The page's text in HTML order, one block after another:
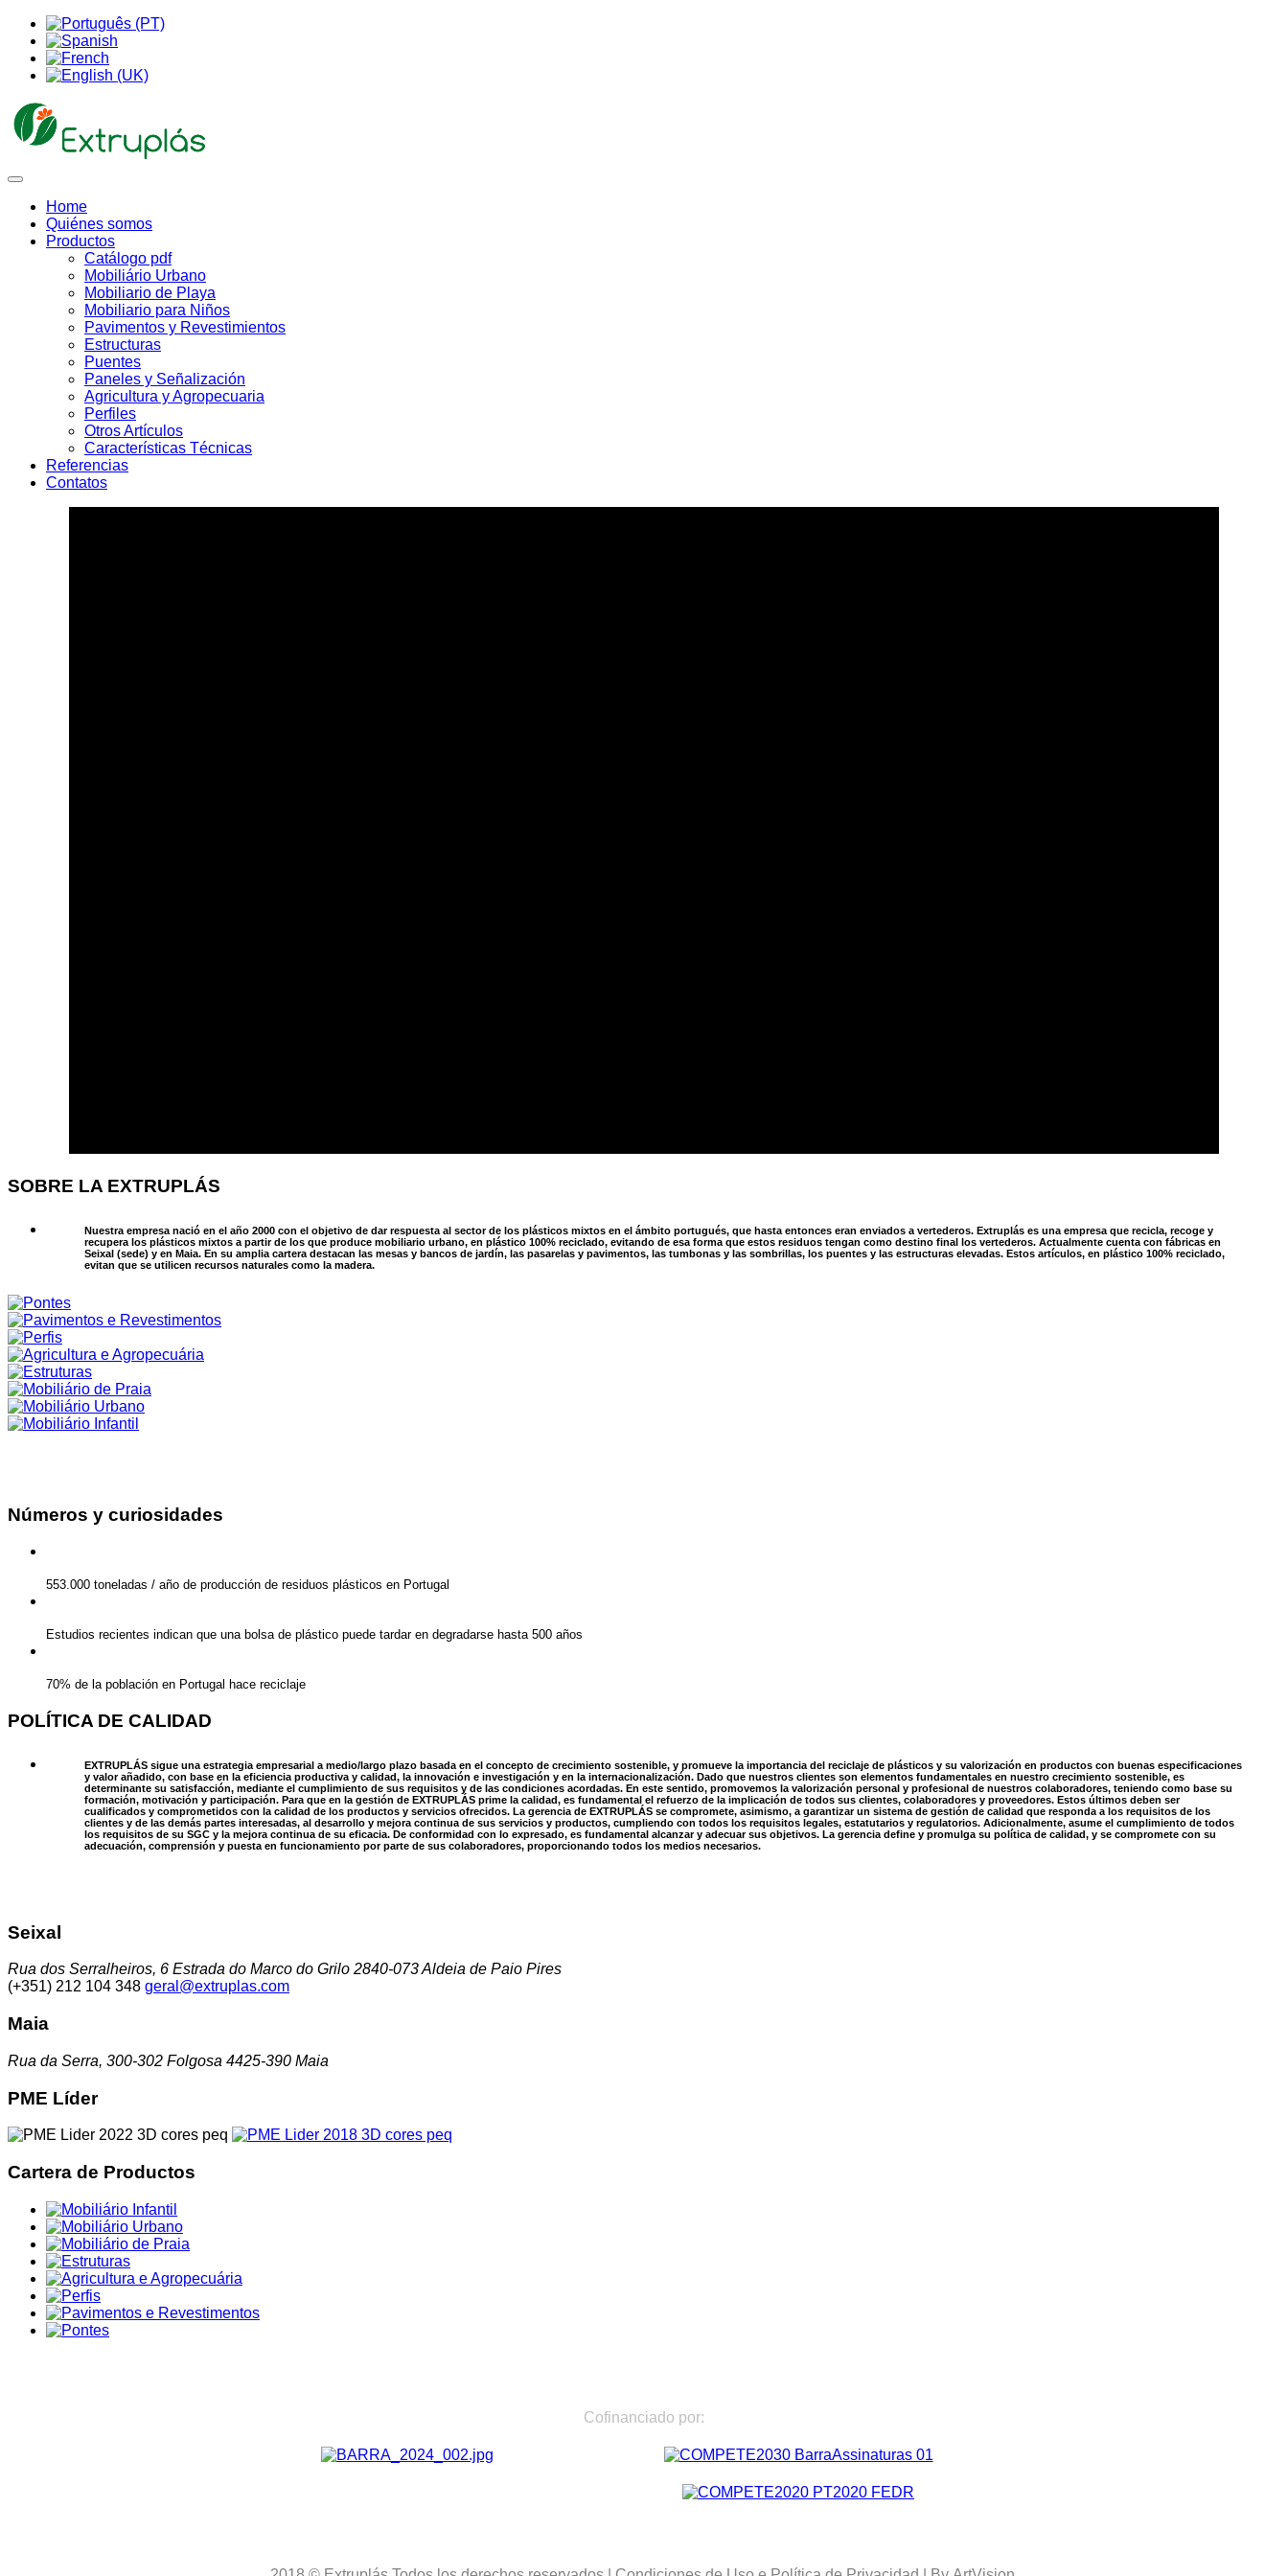
Home
Quiénes somos
Productos
Catálogo pdf
Mobiliário Urbano
Mobiliario de Playa
Mobiliario para Niños
Pavimentos y Revestimientos
Estructuras
Puentes
Paneles y Señalización
Agricultura y Agropecuaria
Perfiles
Otros Artículos
Características Técnicas
Referencias
Contatos
SOBRE LA EXTRUPLÁS
Nuestra empresa nació en el año 2000 con el objetivo de dar respuesta al sector de los plásticos mixtos en el ámbito portugués, que hasta entonces eran enviados a vertederos. Extruplás es una empresa que recicla, recoge y
recupera los plásticos mixtos a partir de los que produce mobiliario urbano, en plástico 100% reciclado, evitando de esa forma que estos residuos tengan como destino final los vertederos. Actualmente cuenta con fábricas en
Seixal (sede) y en Maia. En su amplia cartera destacan las mesas y bancos de jardín, las pasarelas y pavimentos, las tumbonas y las sombrillas, los puentes y las estructuras elevadas. Estos artículos, en plástico 100% reciclado,
evitan que se utilicen recursos naturales como la madera.
Números y curiosidades
553.000 toneladas / año de producción de residuos plásticos en Portugal
Estudios recientes indican que una bolsa de plástico puede tardar en degradarse hasta 500 años
70% de la población en Portugal hace reciclaje
POLÍTICA DE CALIDAD
EXTRUPLÁS sigue una estrategia empresarial a medio/largo plazo basada en el concepto de crecimiento sostenible, y promueve la importancia del reciclaje de plásticos y su valorización en productos con buenas especificaciones
y valor añadido, con base en la eficiencia productiva y calidad, la innovación e investigación y en la internacionalización. Dado que nuestros clientes son elementos fundamentales en nuestro crecimiento sostenible, es
determinante su satisfacción, mediante el cumplimiento de sus requisitos y de las condiciones acordadas. En este sentido, promovemos la valorización personal y profesional de nuestros colaboradores, teniendo como base su
formación, motivación y participación. Para que en la gestión de EXTRUPLÁS prime la calidad, es fundamental el refuerzo de la implicación de todos sus clientes, colaboradores y proveedores. Estos últimos deben ser
cualificados y comprometidos con la calidad de los productos y servicios ofrecidos. La gerencia de EXTRUPLÁS se compromete, asimismo, a garantizar un sistema de gestión de calidad que responda a los requisitos de los
clientes y de las demás partes interesadas, al desarrollo y mejora continua de sus servicios y productos, cumpliendo con todos los requisitos legales, estatutarios y regulatorios. Adicionalmente, asume el cumplimiento de todos
los requisitos de su SGC y la mejora continua de su eficacia. De conformidad con lo expresado, es fundamental alcanzar y adecuar sus objetivos. La gerencia define y promulga su política de calidad, y se compromete con su
adecuación, comprensión y puesta en funcionamiento por parte de sus colaboradores, proporcionando todos los medios necesarios.
Seixal
Rua dos Serralheiros, 6 Estrada do Marco do Grilo 2840-073 Aldeia de Paio Pires
(+351) 212 104 348 geral@extruplas.com
Maia
Rua da Serra, 300-302 Folgosa 4425-390 Maia
PME Líder
Cartera de Productos
Cofinanciado por: